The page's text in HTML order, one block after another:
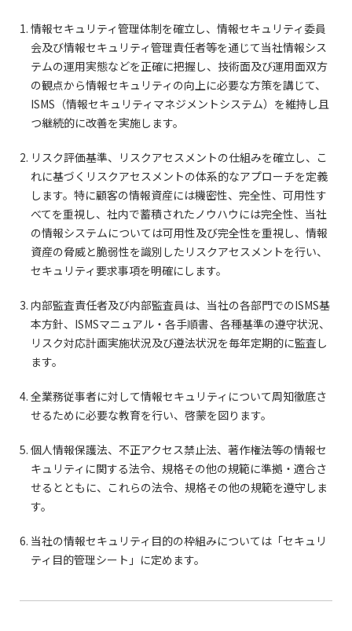
情報セキュリティ管理体制を確立し、情報セキュリティ委員
会及び情報セキュリティ管理責任者等を通じて当社情報シス
テムの運用実態などを正確に把握し、技術面及び運用面双方
の観点から情報セキュリティの向上に必要な方策を講じて、
ISMS（情報セキュリティマネジメントシステム）を維持し且
つ継続的に改善を実施します。
リスク評価基準、リスクアセスメントの仕組みを確立し、こ
れに基づくリスクアセスメントの体系的なアプローチを定義
します。特に顧客の情報資産には機密性、完全性、可用性す
べてを重視し、社内で蓄積されたノウハウには完全性、当社
の情報システムについては可用性及び完全性を重視し、情報
資産の脅威と脆弱性を識別したリスクアセスメントを行い、
セキュリティ要求事項を明確にします。
内部監査責任者及び内部監査員は、当社の各部門でのISMS基
本方針、ISMSマニュアル・各手順書、各種基準の遵守状況、
リスク対応計画実施状況及び遵法状況を毎年定期的に監査し
ます。
全業務従事者に対して情報セキュリティについて周知徹底さ
せるために必要な教育を行い、啓蒙を図ります。
個人情報保護法、不正アクセス禁止法、著作権法等の情報セ
キュリティに関する法令、規格その他の規範に準拠・適合さ
せるとともに、これらの法令、規格その他の規範を遵守しま
す。
当社の情報セキュリティ目的の枠組みについては「セキュリ
ティ目的管理シート」に定めます。